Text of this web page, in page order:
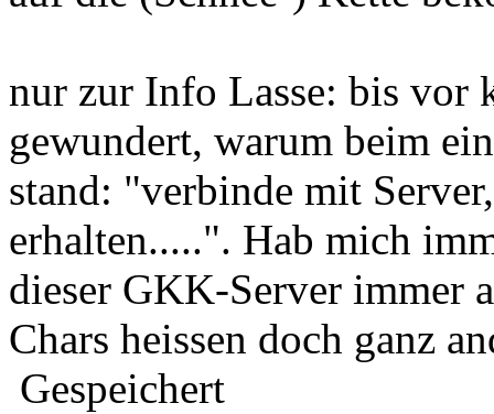
nur zur Info Lasse: bis vor
gewundert, warum beim
stand: "verbinde mit
erhalten.....". Hab mich
dieser GKK-Server immer
Chars heissen doch ganz
Gespeichert